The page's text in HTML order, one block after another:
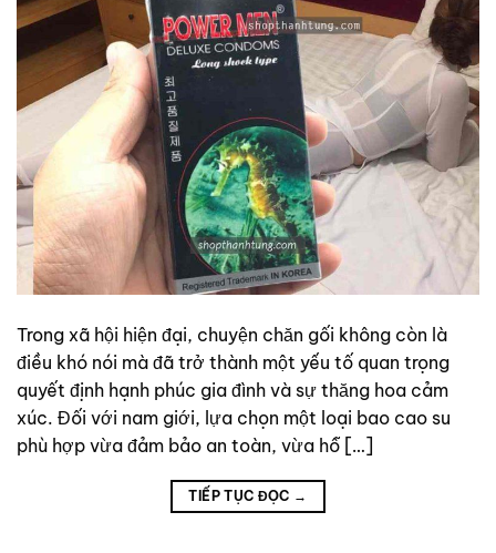
Trong xã hội hiện đại, chuyện chăn gối không còn là
điều khó nói mà đã trở thành một yếu tố quan trọng
quyết định hạnh phúc gia đình và sự thăng hoa cảm
xúc. Đối với nam giới, lựa chọn một loại bao cao su
phù hợp vừa đảm bảo an toàn, vừa hỗ […]
TIẾP TỤC ĐỌC →